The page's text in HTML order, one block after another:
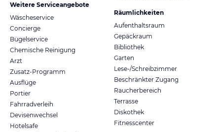
Weitere Serviceangebote
Wäscheservice
Concierge
Bügelservice
Chemische Reinigung
Arzt
Zusatz-Programm
Ausflüge
Portier
Fahrradverleih
Devisenwechsel
Hotelsafe
Räumlichkeiten
Aufenthaltsraum
Gepäckraum
Bibliothek
Garten
Lese-/Schreibzimmer
Beschränkter Zugang
Raucherbereich
Terrasse
Diskothek
Fitnesscenter